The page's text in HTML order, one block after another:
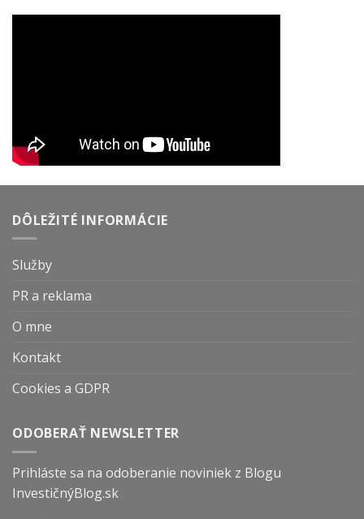
DÔLEŽITÉ INFORMÁCIE
Služby
PR a reklama
O mne
Kontakt
Cookies a GDPR
ODOBERAŤ NEWSLETTER
Prihláste sa na odoberanie noviniek z Blogu
InvestičnýBlog.sk